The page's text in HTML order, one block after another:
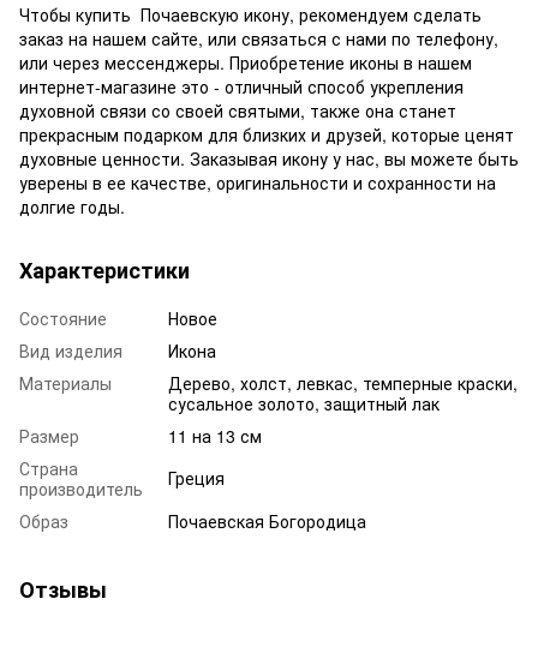
Чтобы купить Почаевскую икону, рекомендуем сделать
заказ на нашем сайте, или связаться с нами по телефону,
или через мессенджеры. Приобретение иконы в нашем
интернет-магазине это - отличный способ укрепления
духовной связи со своей святыми, также она станет
прекрасным подарком для близких и друзей, которые ценят
духовные ценности. Заказывая икону у нас, вы можете быть
уверены в ее качестве, оригинальности и сохранности на
долгие годы.
Характеристики
Состояние
Новое
Вид изделия
Икона
Материалы
Дерево, холст, левкас, темперные краски,
сусальное золото, защитный лак
Размер
11 на 13 см
Страна
производитель
Греция
Образ
Почаевская Богородица
Отзывы